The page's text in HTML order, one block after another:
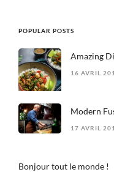
POPULAR POSTS
Amazing
16 AVRIL
Modern
17 AVRIL
Bonjour tout le monde !